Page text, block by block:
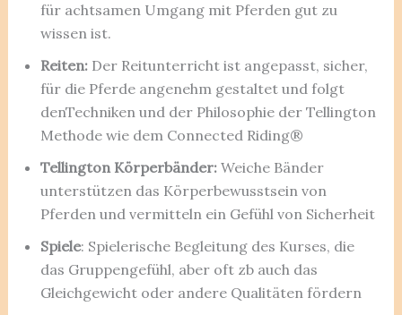
für achtsamen Umgang mit Pferden gut zu
wissen ist.
Reiten:Der Reitunterricht ist angepasst, sicher,
für die Pferde angenehm gestaltet und folgt
denTechniken und der Philosophie der Tellington
Methode wie dem Connected Riding®
Tellington Körperbänder:Weiche Bänder
unterstützen das Körperbewusstsein von
Pferden und vermitteln ein Gefühl von Sicherheit
Spiele: Spielerische Begleitung des Kurses, die
das Gruppengefühl, aber oft zb auch das
Gleichgewicht oder andere Qualitäten fördern